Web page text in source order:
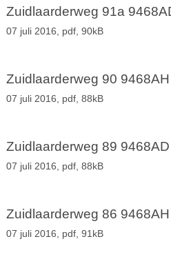
Zuidlaarderweg 91a
07 juli 2016, pdf, 90kB
Zuidlaarderweg 90
07 juli 2016, pdf, 88kB
Zuidlaarderweg 89
07 juli 2016, pdf, 88kB
Zuidlaarderweg 86
07 juli 2016, pdf, 91kB